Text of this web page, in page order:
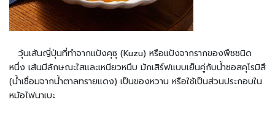
ร
กึ่
ง
ร็
จ
รู
วุ้นเส้นญี่ปุ่นที่ทำจากแป้งคุซุ (Kuzu) หรือแป้งจากรากของพืชชนิด
หนึ่ง เส้นมีลักษณะใสและเหนียวหนึบ มักเสิร์ฟแบบเย็นคู่กับน้ำซอสคุโรมิสึ
(น้ำเชื่อมจากน้ำตาลทรายแดง) เป็นของหวาน หรือใช้เป็นส่วนประกอบใน
หม้อไฟนาเบะ